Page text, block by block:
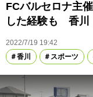
FCバルセロナ主
した経験も 香川
2022/7/19 19:42
香川
スポーツ